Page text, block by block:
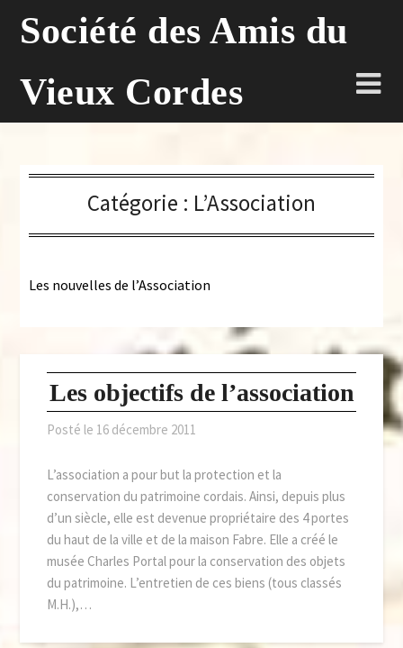
Société des Amis du
Vieux Cordes
Catégorie : L’Association
Les nouvelles de l’Association
Les objectifs de l’association
Posté le 16 décembre 2011
L’association a pour but la protection et la
conservation du patrimoine cordais. Ainsi, depuis plus
d’un siècle, elle est devenue propriétaire des 4 portes
du haut de la ville et de la maison Fabre. Elle a créé le
musée Charles Portal pour la conservation des objets
du patrimoine. L’entretien de ces biens (tous classés
M.H.),…